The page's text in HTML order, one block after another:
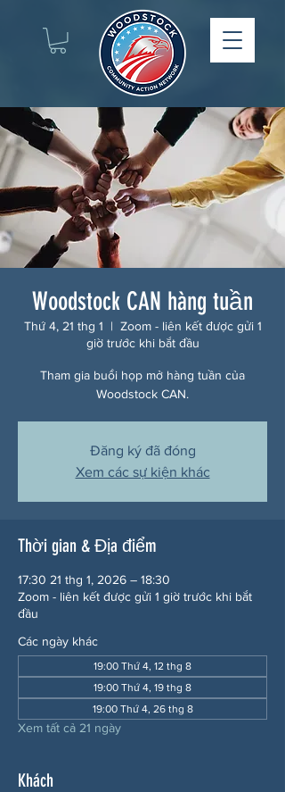
Woodstock CAN hàng tuần
Thứ 4, 21 thg 1
  |
Zoom - liên kết được gửi 1
giờ trước khi bắt đầu
Tham gia buổi họp mở hàng tuần của
Woodstock CAN.
Đăng ký đã đóng
Xem các sự kiện khác
Thời gian & Địa điểm
17:30 21 thg 1, 2026 – 18:30
Zoom - liên kết được gửi 1 giờ trước khi bắt
đầu
Các ngày khác
19:00 Thứ 4, 12 thg 8
19:00 Thứ 4, 19 thg 8
19:00 Thứ 4, 26 thg 8
Xem tất cả 21 ngày
Khách